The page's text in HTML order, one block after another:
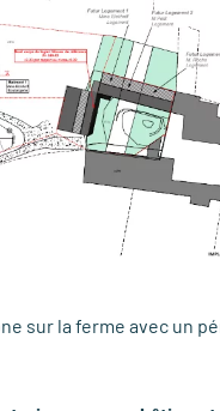
sur la ferme avec